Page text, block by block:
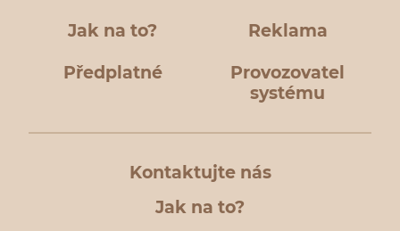
Jak na to? Reklama
Předplatné
Provozovatel
systému
Kontaktujte nás
Jak na to?